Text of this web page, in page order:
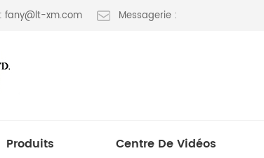
fany@lt-xm.com Messagerie :
Produits Centre De Vidéos